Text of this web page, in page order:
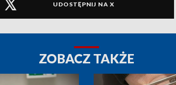
UDOSTĘPNIJ NA X
ZOBACZ TAKŻE